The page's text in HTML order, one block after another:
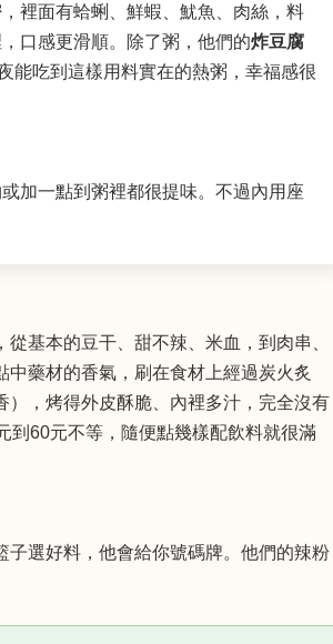
裡面有蛤蜊、鮮蝦、魷魚、肉絲，料
口感更滑順。除了粥，他們的炸豆腐
能吃到這樣用料實在的熱粥，幸福感很
加一點到粥裡都很提味。不過內用座
基本的豆干、甜不辣、米血，到肉串、
中藥材的香氣，刷在食材上經過炭火炙
），烤得外皮酥脆、內裡多汁，完全沒有
到60元不等，隨便點幾樣配飲料就很滿
選好料，他會給你號碼牌。他們的辣粉